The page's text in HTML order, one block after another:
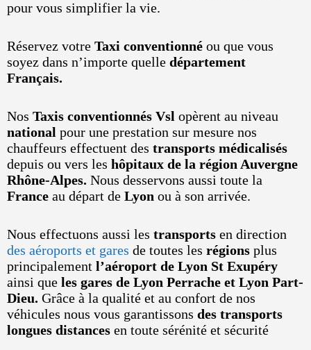
pour vous simplifier la vie.
Réservez votre Taxi conventionné ou que vous
soyez dans n’importe quelle département
Français.
Nos Taxis conventionnés Vsl opèrent au niveau
national pour une prestation sur mesure nos
chauffeurs effectuent des transports médicalisés
depuis ou vers les hôpitaux de la région Auvergne
Rhône-Alpes. Nous desservons aussi toute la
France au départ de Lyon ou à son arrivée.
Nous effectuons aussi les transports en direction
des aéroports et gares de toutes les régions plus
principalement l’aéroport de Lyon St Exupéry
ainsi que les gares de Lyon Perrache et Lyon Part-
Dieu. Grâce à la qualité et au confort de nos
véhicules nous vous garantissons des transports
longues distances en toute sérénité et sécurité